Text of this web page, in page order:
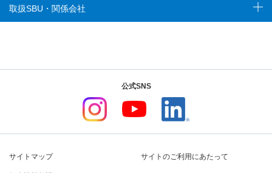
取扱SBU・関係会社
公式SNS
サイトマップ サイトのご利用にあたって